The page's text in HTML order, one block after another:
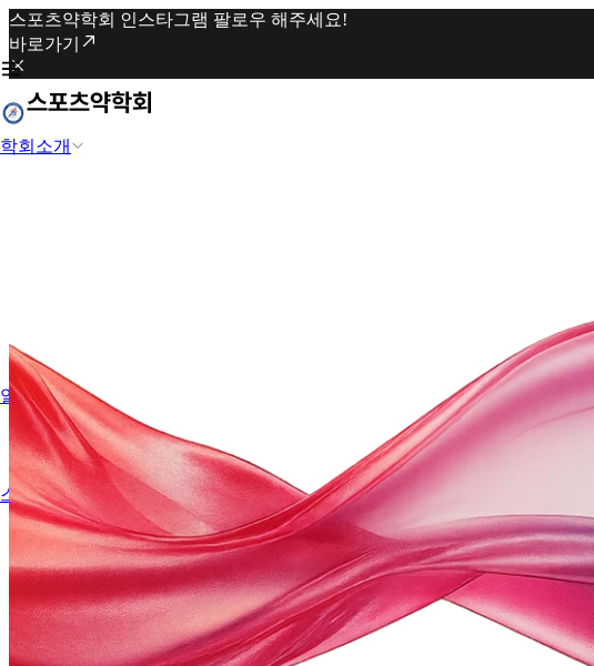
스포츠약학회 인스타그램 팔로우 해주세요!
바로가기
학회소개
알립니다
스포츠약학과 도핑